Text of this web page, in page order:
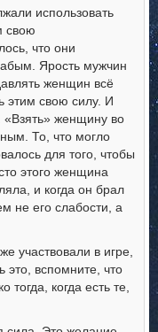
использовать
свою
что они
Ярость мужчин
женщин всё
этим свою силу. И
«Взять» женщину во
То, что могло
для того, чтобы
этого женщина
и когда он брал
не его слабости, а
участвовали в игре,
это, вспомните, что
когда есть те,